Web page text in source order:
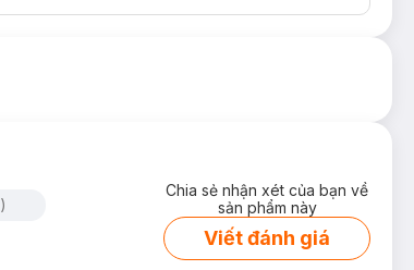
)
Chia sẻ nhận xét của bạn về
sản phẩm này
Viết đánh giá